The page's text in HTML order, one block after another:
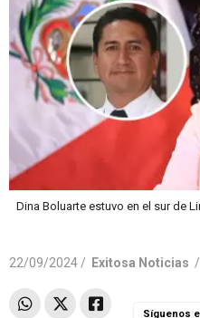
Dina Boluarte estuvo en el sur de
22/09/2024 / Exitosa Noticias /
Síguenos